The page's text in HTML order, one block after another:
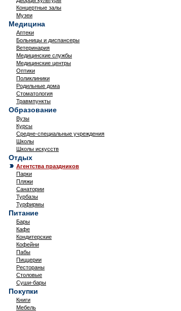
Концертные залы
Музеи
Медицина
Аптеки
Больницы и диспансеры
Ветеринария
Медицинские службы
Медицинские центры
Оптики
Поликлиники
Родильные дома
Стоматология
Травмпункты
Образование
Вузы
Курсы
Средне-специальные учреждения
Школы
Школы искусств
Отдых
Агентства праздников
Парки
Пляжи
Санатории
Турбазы
Турфирмы
Питание
Бары
Кафе
Кондитерские
Кофейни
Пабы
Пиццерии
Рестораны
Столовые
Суши-бары
Покупки
Книги
Мебель